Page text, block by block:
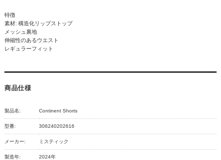
特徴
素材: 構造化リップストップ
メッシュ裏地
伸縮性のあるウエスト
レギュラーフィット
商品仕様
製品名: Continent Shorts
型番: 306240202616
メーカー: ミスティック
製造年: 2024年